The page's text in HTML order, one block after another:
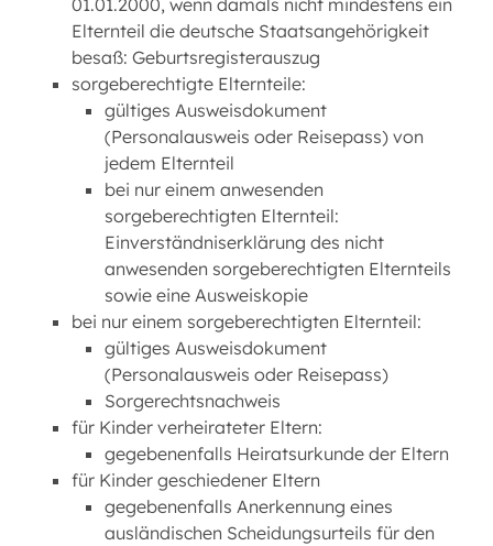
01.01.2000, wenn damals nicht mindestens ein
Elternteil die deutsche Staatsangehörigkeit
besaß: Geburtsregisterauszug
sorgeberechtigte Elternteile:
gültiges Ausweisdokument
(Personalausweis oder Reisepass) von
jedem Elternteil
bei nur einem anwesenden
sorgeberechtigten Elternteil:
Einverständniserklärung des nicht
anwesenden sorgeberechtigten Elternteils
sowie eine Ausweiskopie
bei nur einem sorgeberechtigten Elternteil:
gültiges Ausweisdokument
(Personalausweis oder Reisepass)
Sorgerechtsnachweis
für Kinder verheirateter Eltern:
gegebenenfalls Heiratsurkunde der Eltern
für Kinder geschiedener Eltern
gegebenenfalls Anerkennung eines
ausländischen Scheidungsurteils für den